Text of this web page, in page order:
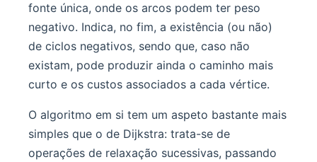
fonte única, onde os arcos podem ter peso
negativo. Indica, no fim, a existência (ou não)
de ciclos negativos, sendo que, caso não
existam, pode produzir ainda o caminho mais
curto e os custos associados a cada vértice.
O algoritmo em si tem um aspeto bastante mais
simples que o de Dijkstra: trata-se de
operações de relaxação sucessivas, passando